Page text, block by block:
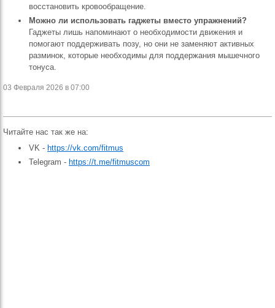
восстановить кровообращение.
Можно ли использовать гаджеты вместо упражнений?
Гаджеты лишь напоминают о необходимости движения и
помогают поддерживать позу, но они не заменяют активных
разминок, которые необходимы для поддержания мышечного
тонуса.
03 Февраля 2026 в 07:00
Читайте нас так же на:
VK - https://vk.com/fitmus
Telegram - https://t.me/fitmuscom